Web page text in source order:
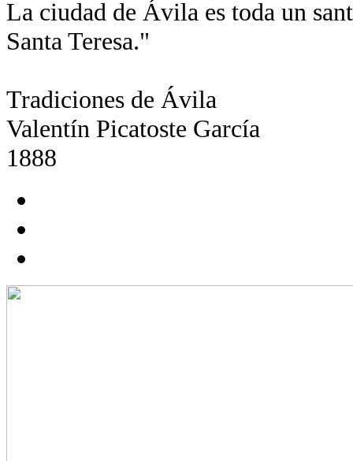
La ciudad de Ávila es toda un
Santa Teresa."
Tradiciones de Ávila
Valentín Picatoste García
1888